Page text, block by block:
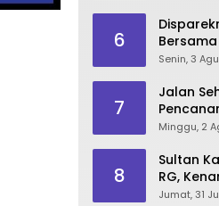
6
Bahas
Senin, 3
7
Jalan
Danau
Minggu, 2
8
Sultan
RG,
Jumat, 31